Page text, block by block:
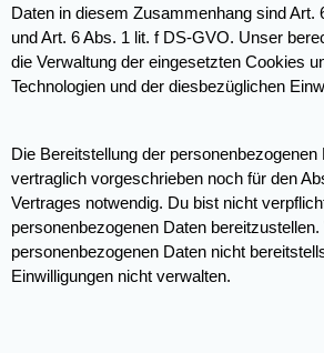
Daten in diesem Zusammenhang sind Art.
und Art. 6 Abs. 1 lit. f DS-GVO. Unser
die Verwaltung der eingesetzten Cookies
Technologien und der diesbezüglichen
Die Bereitstellung der personenbezogenen
vertraglich vorgeschrieben noch für den
Vertrages notwendig. Du bist nicht
personenbezogenen Daten bereitzustellen.
personenbezogenen Daten nicht
Einwilligungen nicht verwalten.